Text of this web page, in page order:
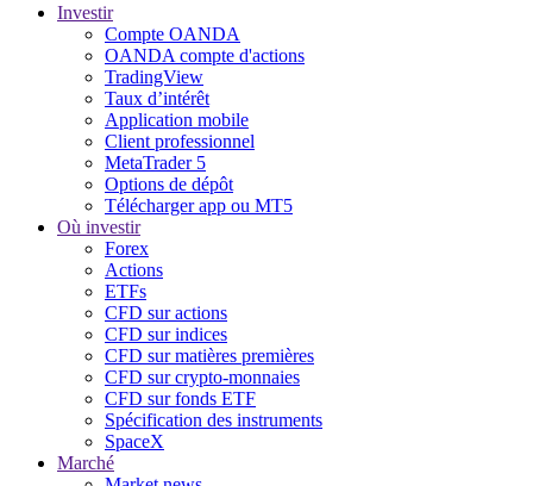
Investir
Compte OANDA
OANDA compte d'actions
TradingView
Taux d’intérêt
Application mobile
Client professionnel
MetaTrader 5
Options de dépôt
Télécharger app ou MT5
Où investir
Forex
Actions
ETFs
CFD sur actions
CFD sur indices
CFD sur matières premières
CFD sur crypto-monnaies
CFD sur fonds ETF
Spécification des instruments
SpaceX
Marché